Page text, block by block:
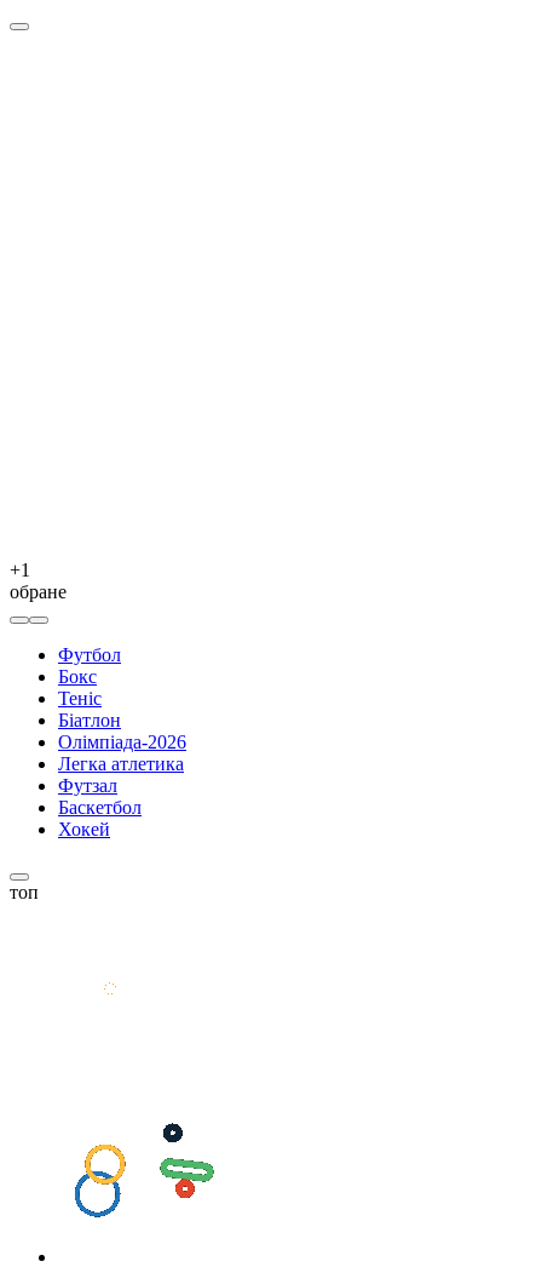
+1
обране
Футбол
Бокс
Теніс
Біатлон
Олімпіада-2026
Легка атлетика
Футзал
Баскетбол
Хокей
топ